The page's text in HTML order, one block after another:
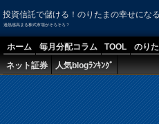
投資信託で儲ける！のりたまの幸せにな
過熱感高まる株式市場がそろそろ？
ホーム 毎月分配コラム TOOL のり
ネット証券
人気blogﾗﾝｷﾝｸﾞ